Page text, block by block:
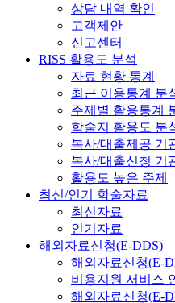
상담 내역 확인
고객제안
신고센터
RISS 활용도 분석
자료 현황 통계
최근 이용통계 분
주제별 활용통계
학술지 활용도 분
복사/대출제공 기
복사/대출신청 기
활용도 높은 주제
최신/인기 학술자료
최신자료
인기자료
해외자료신청(E-DDS)
해외자료신청(E-
비용지원 서비스
해외자료신청(E-